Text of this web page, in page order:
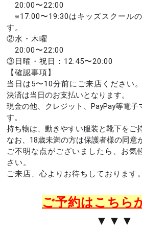
20:00〜22:00
※17:00〜19:30はキッズスクール
す。
②水・木曜
20:00〜22:00
③日曜・祝日：12:45〜20:00
【確認事項】
当日は5〜10分前にご来店ください。
決済は当日のお支払いとなります。
現金の他、クレジット、PayPay等電
す。
持ち物は、動きやすい服装と靴下をご
なお、18歳未満の方は保護者様の同意
ご不明な点がございましたら、お気
さい。
ご来店、心よりお待ちしております。
ご予約はこちら
▼▼▼